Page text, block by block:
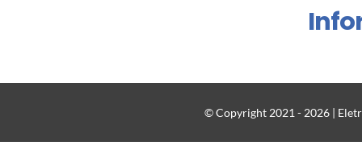
© Copyright 2021 - 2026 |